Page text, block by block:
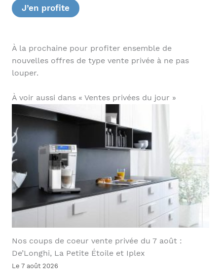
J’en profite
À la prochaine pour profiter ensemble de
nouvelles offres de type vente privée à ne pas
louper.
À voir aussi dans « Ventes privées du jour »
Nos coups de coeur vente privée du 7 août :
De’Longhi, La Petite Étoile et Iplex
Le 7 août 2026